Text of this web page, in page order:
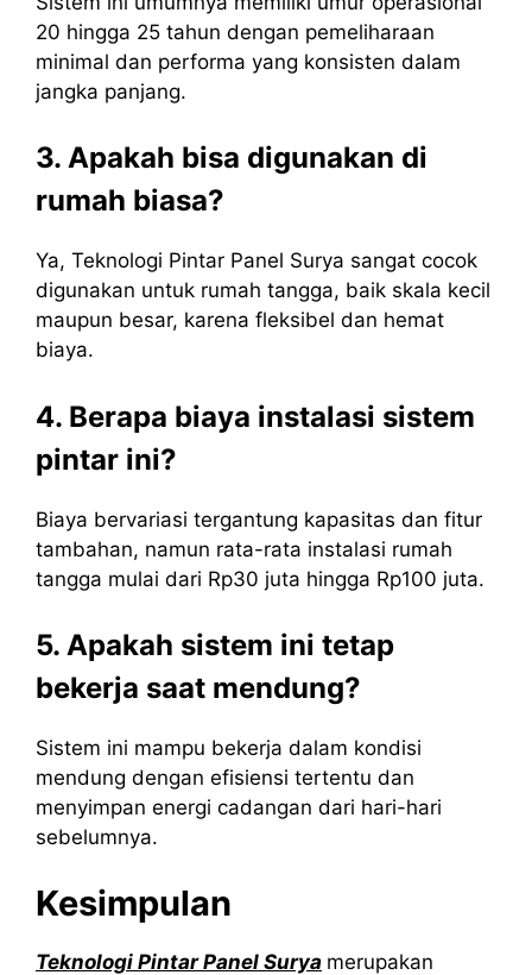
20 hingga 25 tahun dengan pemeliharaan
minimal dan performa yang konsisten dalam
jangka panjang.
3. Apakah bisa digunakan di
rumah biasa?
Ya, Teknologi Pintar Panel Surya sangat cocok
digunakan untuk rumah tangga, baik skala kecil
maupun besar, karena fleksibel dan hemat
biaya.
4. Berapa biaya instalasi sistem
pintar ini?
Biaya bervariasi tergantung kapasitas dan fitur
tambahan, namun rata-rata instalasi rumah
tangga mulai dari Rp30 juta hingga Rp100 juta.
5. Apakah sistem ini tetap
bekerja saat mendung?
Sistem ini mampu bekerja dalam kondisi
mendung dengan efisiensi tertentu dan
menyimpan energi cadangan dari hari-hari
sebelumnya.
Kesimpulan
Teknologi Pintar Panel Surya merupakan